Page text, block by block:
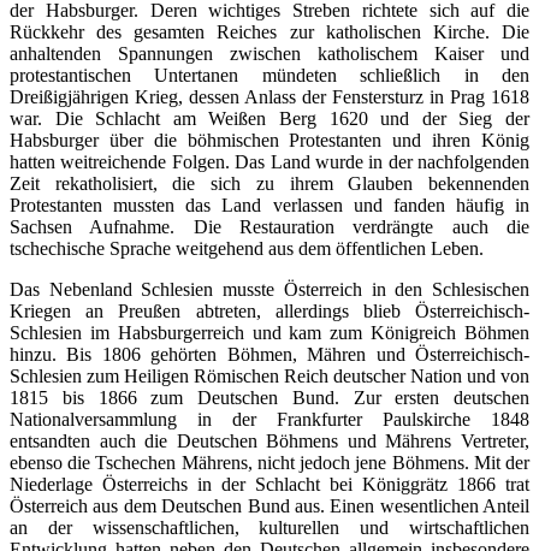
der Habsburger. Deren wichtiges Streben richtete sich auf die
Rückkehr des gesamten Reiches zur katholischen Kirche. Die
anhaltenden Spannungen zwischen katholischem Kaiser und
protestantischen Untertanen mündeten schließlich in den
Dreißigjährigen Krieg, dessen Anlass der Fenstersturz in Prag 1618
war. Die Schlacht am Weißen Berg 1620 und der Sieg der
Habsburger über die böhmischen Protestanten und ihren König
hatten weitreichende Folgen. Das Land wurde in der nachfolgenden
Zeit rekatholisiert, die sich zu ihrem Glauben bekennenden
Protestanten mussten das Land verlassen und fanden häufig in
Sachsen Aufnahme. Die Restauration verdrängte auch die
tschechische Sprache weitgehend aus dem öffentlichen Leben.
Das Nebenland Schlesien musste Österreich in den Schlesischen
Kriegen an Preußen abtreten, allerdings blieb Österreichisch-
Schlesien im Habsburgerreich und kam zum Königreich Böhmen
hinzu. Bis 1806 gehörten Böhmen, Mähren und Österreichisch-
Schlesien zum Heiligen Römischen Reich deutscher Nation und von
1815 bis 1866 zum Deutschen Bund. Zur ersten deutschen
Nationalversammlung in der Frankfurter Paulskirche 1848
entsandten auch die Deutschen Böhmens und Mährens Vertreter,
ebenso die Tschechen Mährens, nicht jedoch jene Böhmens. Mit der
Niederlage Österreichs in der Schlacht bei Königgrätz 1866 trat
Österreich aus dem Deutschen Bund aus. Einen wesentlichen Anteil
an der wissenschaftlichen, kulturellen und wirtschaftlichen